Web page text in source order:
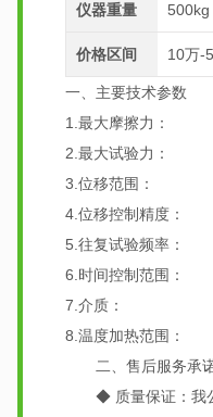
仪器重量 500kg
价格区间 10万-
一、主要技术参数
1.最大摩擦力
2.最大试验力
3.位移范围：
4.位移控制精度
5.往复试验频率：
6.时间控制范围
7.介质：
8.温度加热范围
二、售后服务承
◆ 质量保证：我公